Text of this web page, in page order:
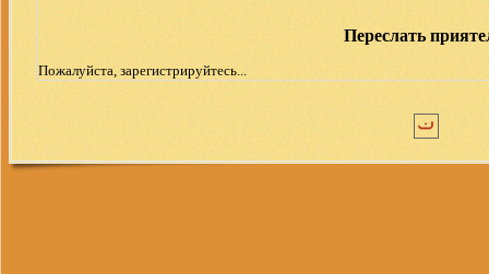
Переслать
Пожалуйста, зарегистрируйтесь...